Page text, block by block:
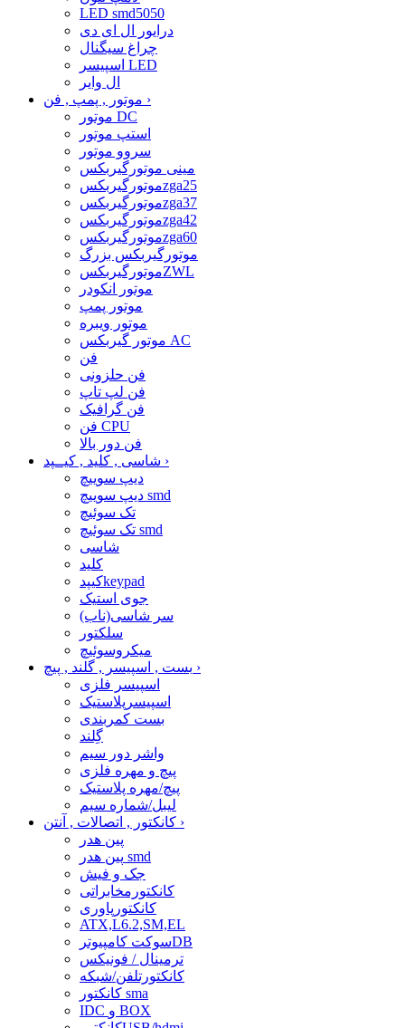
LED smd5050
درایور ال ای دی
چراغ سیگنال
اسپیسر LED
ال وایر
›
موتور DC
استپ موتور
سروو موتور
مینی موتورگیربکس
موتورگیربکسzga25
موتورگیربکسzga37
موتورگیربکسzga42
موتورگیربکسzga60
موتورگیربکس بزرگ
موتورگیربکسZWL
موتور انکودر
موتور پمپ
موتور ویبره
موتور گیربکس AC
فن
فن حلزونی
فن لپ تاپ
فن گرافیک
فن CPU
فن دور بالا
›
دیپ سوییچ
دیپ سوییچ smd
تک سوئیچ
تک سوئیچ smd
شاسی
کلید
کیپدkeypad
جوی استیک
سر شاسی(ناب)
سلکتور
میکروسوئیچ
›
اسپیسر فلزی
اسپیسرپلاستیک
بست کمربندی
گِلند
واشر دور سیم
پیچ و مهره فلزی
پیچ/مهره پلاستیک
لیبل/شماره سیم
›
پین هدر
پین هدر smd
جک و فیش
کانکتورمخابراتی
کانکتورپاوری
ATX,L6.2,SM,EL
سوکت کامپیوترDB
ترمینال / فونیکس
کانکتورتلفن/شبکه
کانکتور sma
IDC و BOX